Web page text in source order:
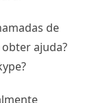
de
ajuda?